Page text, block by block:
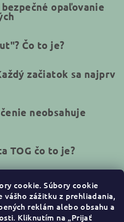
cookie.Súbory cookie
vášho zážitku z prehliadania,
reklám alebo obsahu a
Kliknutím na „Prijať
opaľovanie
Čo to je?
začiatok sa najprv
neobsahuje
TOG čo to je?